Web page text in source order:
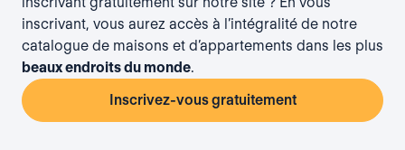
inscrivant, vous aurez accès à l’intégralité de notre
catalogue de maisons et d’appartements dans les plus
beaux endroits du monde.
Inscrivez-vous gratuitement